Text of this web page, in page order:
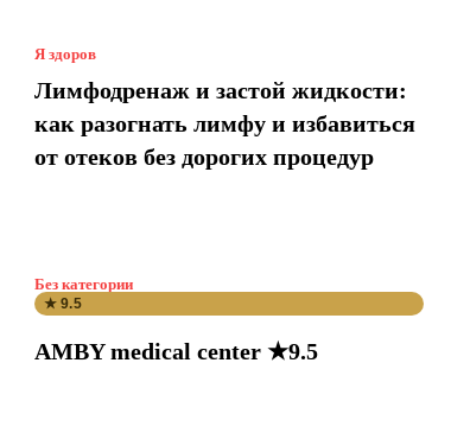
Я здоров
Лимфодренаж и застой жидкости:
как разогнать лимфу и избавиться
от отеков без дорогих процедур
Без категории
★ 9.5
AMBY medical center ★9.5